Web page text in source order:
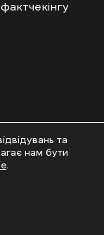
та
нам бути